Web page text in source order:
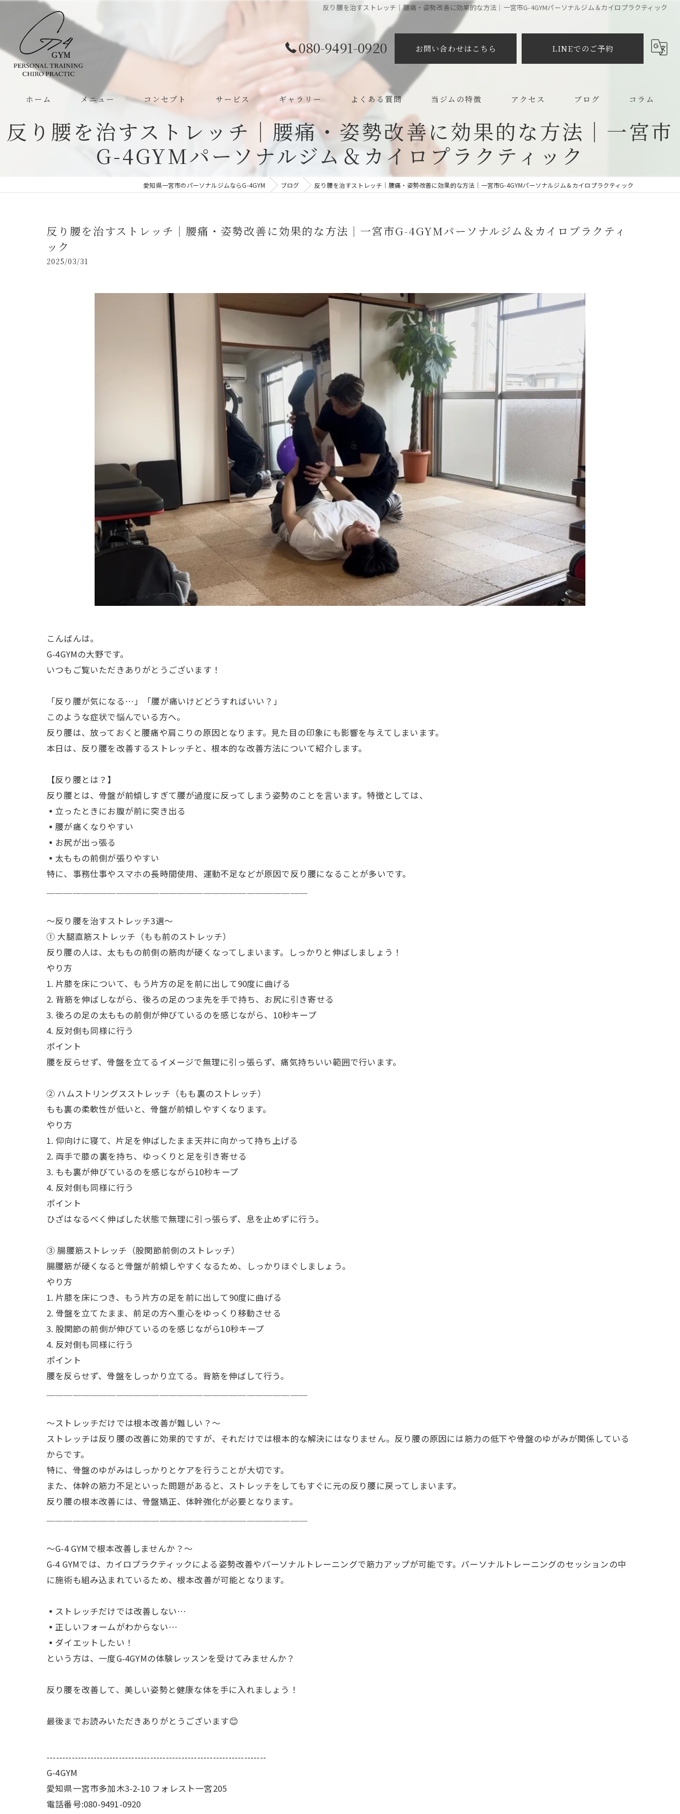
反り腰を治すストレッチ｜腰痛・姿勢改善に効果的な方法｜一宮市G-4GYMパーソナルジム＆カイロプラクティック
080-9491-0920 お問い合わせはこちら LINEでのご予約
ホーム メニュー コンセプト サービス ギャラリー よくある質問 当ジムの特徴
ボディメイク
カイロプラクティック
整体
姿勢改善
アクセス ブログ コラム
反り腰を治すストレッチ｜腰痛・姿勢改善に効果的な方法｜一宮市
G-4GYMパーソナルジム＆カイロプラクティック
愛知県一宮市のパーソナルジムならG-4GYM ブログ 反り腰を治すストレッチ｜腰痛・姿勢改善に効果的な方法｜一宮市G-4GYMパーソナルジム＆カイロプラクティック
反り腰を治すストレッチ｜腰痛・姿勢改善に効果的な方法｜一宮市G-4GYMパーソナルジム＆カイロプラクティ
ック
2025/03/31
こんばんは。
G-4GYMの大野です。
いつもご覧いただきありがとうございます！
「反り腰が気になる…」「腰が痛いけどどうすればいい？」
このような症状で悩んでいる方へ。
反り腰は、放っておくと腰痛や肩こりの原因となります。見た目の印象にも影響を与えてしまいます。
本日は、反り腰を改善するストレッチと、根本的な改善方法について紹介します。
【反り腰とは？】
反り腰とは、骨盤が前傾しすぎて腰が過度に反ってしまう姿勢のことを言います。特徴としては、
▪️立ったときにお腹が前に突き出る
▪️腰が痛くなりやすい
▪️お尻が出っ張る
▪️太ももの前側が張りやすい
特に、事務仕事やスマホの長時間使用、運動不足などが原因で反り腰になることが多いです。
〜反り腰を治すストレッチ3選〜
① 大腿直筋ストレッチ（もも前のストレッチ）
反り腰の人は、太ももの前側の筋肉が硬くなってしまいます。しっかりと伸ばしましょう！
やり方
1. 片膝を床について、もう片方の足を前に出して90度に曲げる
2. 背筋を伸ばしながら、後ろの足のつま先を手で持ち、お尻に引き寄せる
3. 後ろの足の太ももの前側が伸びているのを感じながら、10秒キープ
4. 反対側も同様に行う
ポイント
腰を反らせず、骨盤を立てるイメージで無理に引っ張らず、痛気持ちいい範囲で行います。
② ハムストリングスストレッチ（もも裏のストレッチ）
もも裏の柔軟性が低いと、骨盤が前傾しやすくなります。
やり方
1. 仰向けに寝て、片足を伸ばしたまま天井に向かって持ち上げる
2. 両手で膝の裏を持ち、ゆっくりと足を引き寄せる
3. もも裏が伸びているのを感じながら10秒キープ
4. 反対側も同様に行う
ポイント
ひざはなるべく伸ばした状態で無理に引っ張らず、息を止めずに行う。
③ 腸腰筋ストレッチ（股関節前側のストレッチ）
腸腰筋が硬くなると骨盤が前傾しやすくなるため、しっかりほぐしましょう。
やり方
1. 片膝を床につき、もう片方の足を前に出して90度に曲げる
2. 骨盤を立てたまま、前足の方へ重心をゆっくり移動させる
3. 股関節の前側が伸びているのを感じながら10秒キープ
4. 反対側も同様に行う
ポイント
腰を反らせず、骨盤をしっかり立てる。背筋を伸ばして行う。
〜ストレッチだけでは根本改善が難しい？〜
ストレッチは反り腰の改善に効果的ですが、それだけでは根本的な解決にはなりません。反り腰の原因には筋力の低下や骨盤のゆがみが関係している
からです。
特に、骨盤のゆがみはしっかりとケアを行うことが大切です。
また、体幹の筋力不足といった問題があると、ストレッチをしてもすぐに元の反り腰に戻ってしまいます。
反り腰の根本改善には、骨盤矯正、体幹強化が必要となります。
〜G-4 GYMで根本改善しませんか？〜
G-4 GYMでは、カイロプラクティックによる姿勢改善やパーソナルトレーニングで筋力アップが可能です。パーソナルトレーニングのセッションの中
に施術も組み込まれているため、根本改善が可能となります。
▪️ストレッチだけでは改善しない…
▪️正しいフォームがわからない…
▪️ダイエットしたい！
という方は、一度G-4GYMの体験レッスンを受けてみませんか？
反り腰を改善して、美しい姿勢と健康な体を手に入れましょう！
最後までお読みいただきありがとうございます😊
----------------------------------------------------------------------
G-4GYM
愛知県一宮市多加木3-2-10 フォレスト一宮205
電話番号:080-9491-0920